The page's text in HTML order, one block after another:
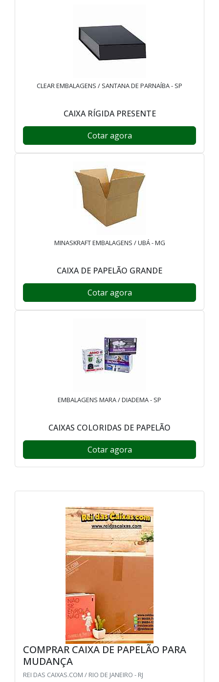
CLEAR EMBALAGENS / SANTANA DE PARNAÍBA - SP
CAIXA RÍGIDA PRESENTE
Cotar agora
MINASKRAFT EMBALAGENS / UBÁ - MG
CAIXA DE PAPELÃO GRANDE
Cotar agora
EMBALAGENS MARA / DIADEMA - SP
CAIXAS COLORIDAS DE PAPELÃO
Cotar agora
COMPRAR CAIXA DE PAPELÃO PARA
MUDANÇA
REI DAS CAIXAS.COM / RIO DE JANEIRO - RJ